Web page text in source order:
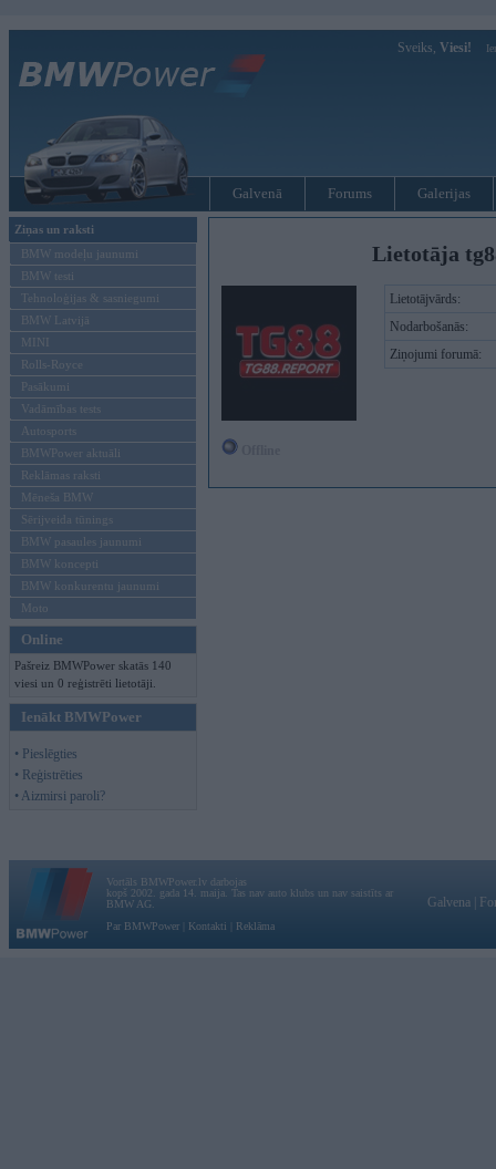
Sveiks, Viesi!
Galvenā Forums Galerijas
Ziņas un raksti
BMW modeļu jaunumi
BMW testi
Tehnoloģijas & sasniegumi
BMW Latvijā
MINI
Rolls-Royce
Pasākumi
Vadāmības tests
Autosports
BMWPower aktuāli
Reklāmas raksti
Mēneša BMW
Sērijveida tūnings
BMW pasaules jaunumi
BMW koncepti
BMW konkurentu jaunumi
Moto
Online
Pašreiz BMWPower skatās 140
viesi un 0 reģistrēti lietotāji.
Ienākt BMWPower
• Pieslēgties
• Reģistrēties
• Aizmirsi paroli?
Lietotāja
Lietotājvārds:
Nodarbošanās:
Ziņojumi forumā:
Vortāls BMWPower.lv darbojas
kopš 2002. gada 14. maija. Tas nav auto klubs un nav saistīts ar
BMW AG.
Par BMWPower
Kontakti Reklāma
Galvena